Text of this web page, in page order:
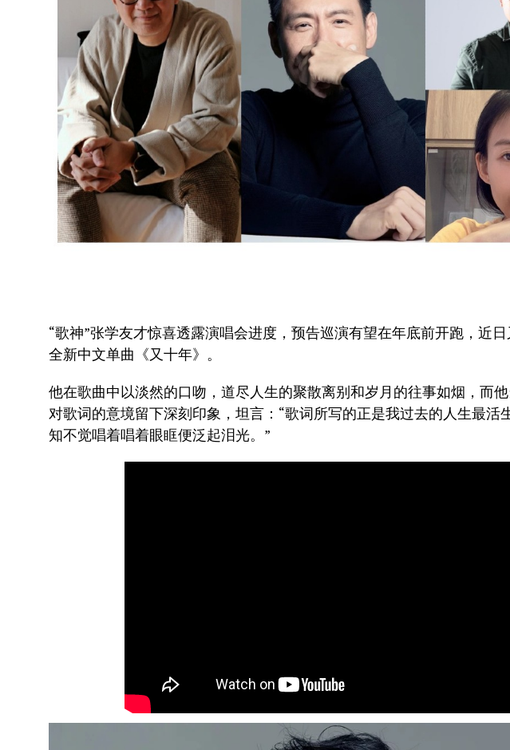
“歌神”张学友才惊喜透露演唱会进度，预告巡演有望在年底前开跑，近
全新中文单曲《又十年》。
他在歌曲中以淡然的口吻，道尽人生的聚散离别和岁月的往事如烟，而
对歌词的意境留下深刻印象，坦言：“歌词所写的正是我过去的人生最活
知不觉唱着唱着眼眶便泛起泪光。”